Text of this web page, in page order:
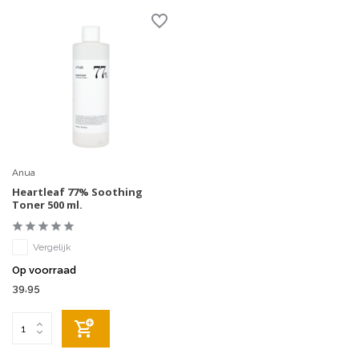
Anua
Heartleaf 77% Soothing
Toner 500 ml.
Vergelijk
Op voorraad
39,95